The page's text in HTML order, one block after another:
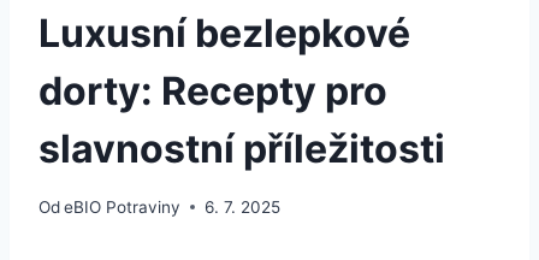
Luxusní bezlepkové
dorty: Recepty pro
slavnostní příležitosti
OdeBIO Potraviny 6. 7. 2025